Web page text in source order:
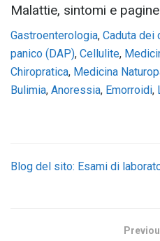
Malattie, sintomi e
Gastroenterologia, Caduta dei
panico (DAP), Cellulite,
Chiropratica, Medicina
Bulimia, Anoressia, Emorroidi,
Blog del sito: Esami di